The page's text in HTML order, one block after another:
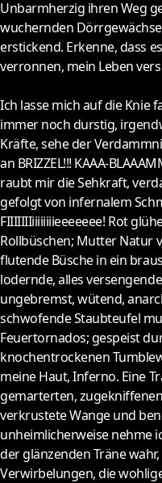
Unbarmherzig ihren Weg
wuchernden
erstickend. Erkenne, dass
verronnen, mein Leben
Ich lasse mich auf die Knie
immer noch durstig,
Kräfte, sehe der
an BRIZZEL!!! KAAA-
raubt mir die Sehkraft,
gefolgt von infernalem
FIIIIIIIiiiiiiiieeeeeee! Rot
Rollbüschen; Mutter Natur
flutende Büsche in ein
lodernde, alles
ungebremst, wütend,
schwofende Staubteufel
Feuertornados; gespeist
knochentrockenen
meine Haut, Inferno. Eine
gemarterten,
verkrustete Wange und
unheimlicherweise nehme
der glänzenden Träne
Verwirbelungen, die